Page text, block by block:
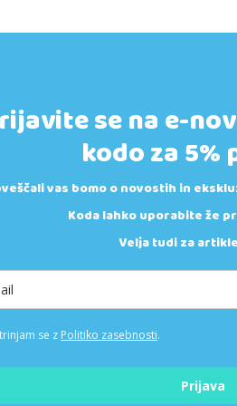
se na e-
kodo za
vas bomo o novostih in
Koda lahko uporabite že
Velja tudi za
se z Politiko zasebnosti.
Prijava